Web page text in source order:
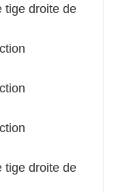
tige droite de
tige droite de